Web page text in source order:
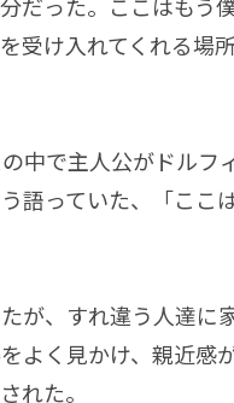
受け入れてくれる場
中で主人公がドルフ
語っていた、「ここ
が、すれ違う人達に
よく見かけ、親近感
れた。